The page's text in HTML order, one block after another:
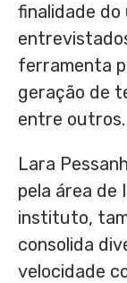
finalidade do
ferramenta
geração de
entre outros.
Lara
pela área de
instituto,
consolida
velocidade